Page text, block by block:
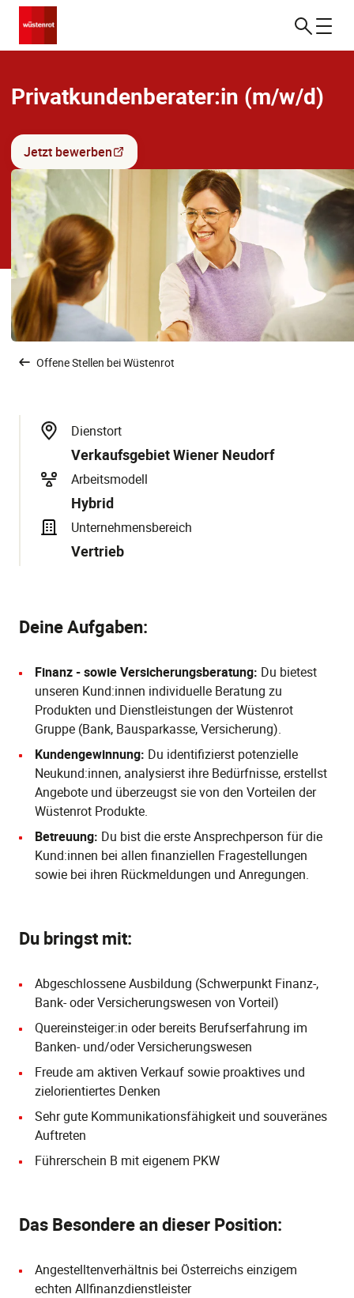
Privatkundenberater:in (m/w/d)
Jetzt bewerben
Offene Stellen bei Wüstenrot
Dienstort
Verkaufsgebiet Wiener Neudorf
Arbeitsmodell
Hybrid
Unternehmensbereich
Vertrieb
Deine Aufgaben:
Finanz - sowie Versicherungsberatung: Du bietest
unseren Kund:innen individuelle Beratung zu
Produkten und Dienstleistungen der Wüstenrot
Gruppe (Bank, Bausparkasse, Versicherung).
Kundengewinnung: Du identifizierst potenzielle
Neukund:innen, analysierst ihre Bedürfnisse, erstellst
Angebote und überzeugst sie von den Vorteilen der
Wüstenrot Produkte.
Betreuung: Du bist die erste Ansprechperson für die
Kund:innen bei allen finanziellen Fragestellungen
sowie bei ihren Rückmeldungen und Anregungen.
Du bringst mit:
Abgeschlossene Ausbildung (Schwerpunkt Finanz-,
Bank- oder Versicherungswesen von Vorteil)
Quereinsteiger:in oder bereits Berufserfahrung im
Banken- und/oder Versicherungswesen
Freude am aktiven Verkauf sowie proaktives und
zielorientiertes Denken
Sehr gute Kommunikationsfähigkeit und souveränes
Auftreten
Führerschein B mit eigenem PKW
Das Besondere an dieser Position:
Angestelltenverhältnis bei Österreichs einzigem
echten Allfinanzdienstleister